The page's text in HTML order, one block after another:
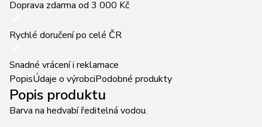
Doprava zdarma od 3 000 Kč
Rychlé doručení po celé ČR
Snadné vrácení i reklamace
PopisÚdaje o výrobciPodobné produkty
Popis produktu
Barva na hedvabí ředitelná vodou.